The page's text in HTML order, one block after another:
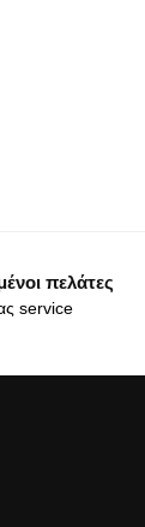
πελάτες
service